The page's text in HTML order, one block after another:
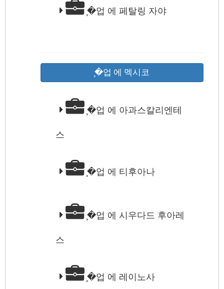
̧�업 에 페탈링 자야
̧�업 에 멕시코
̧�업 에 아과스칼리엔테
스
̧�업 에 티후아나
̧�업 에 시우다드 후아레
스
̧�업 에 레이노사